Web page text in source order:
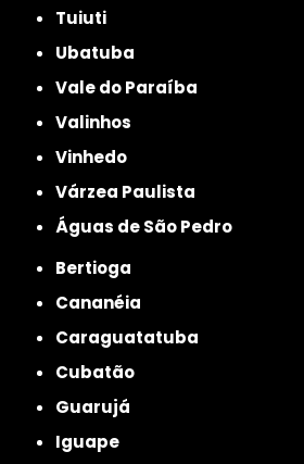
Tuiuti
Ubatuba
Vale do Paraíba
Valinhos
Vinhedo
Várzea Paulista
Águas de São Pedro
Bertioga
Cananéia
Caraguatatuba
Cubatão
Guarujá
Iguape